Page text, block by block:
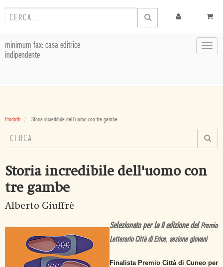
minimum fax: casa editrice
indipendente
Prodotti Storia incredibile dell'uomo con tre gambe
Storia incredibile dell'uomo con
tre gambe
Alberto Giuffrè
Selezionato per la II edizione delPremio
Letterario Città di Erice, sezione giovani
Finalista Premio Città di Cuneo per